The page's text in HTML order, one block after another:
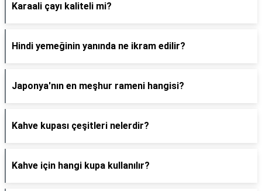
Karaali çayı kaliteli mi?
Hindi yemeğinin yanında ne ikram edilir?
Japonya'nın en meşhur rameni hangisi?
Kahve kupası çeşitleri nelerdir?
Kahve için hangi kupa kullanılır?